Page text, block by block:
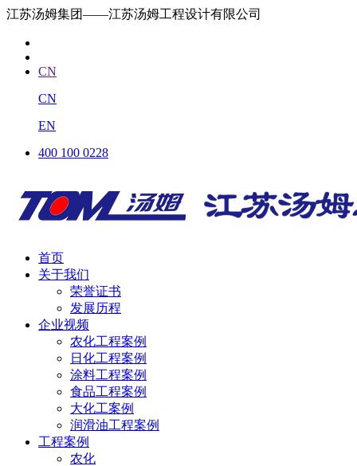
江苏汤姆集团——江苏汤姆工程设计有限公司
CN
CN
EN
400 100 0228
首页
关于我们
荣誉证书
发展历程
企业视频
农化工程案例
日化工程案例
涂料工程案例
食品工程案例
大化工案例
润滑油工程案例
工程案例
农化